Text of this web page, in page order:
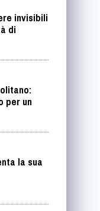
invisibili
di
per un
la sua